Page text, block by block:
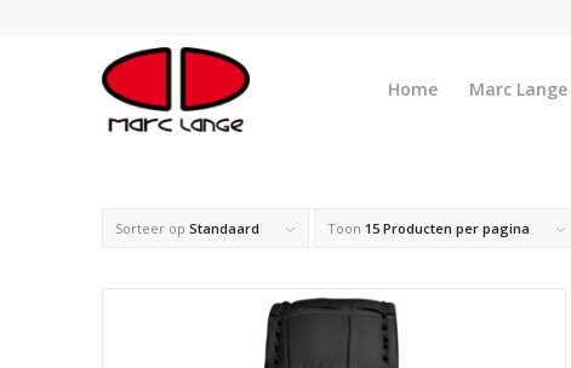
Home Marc Lange
Sorteer op Standaard Toon 15 Producten per pagina